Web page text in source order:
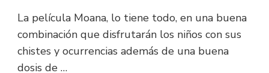
La película Moana, lo tiene todo, en una buena
combinación que disfrutarán los niños con sus
chistes y ocurrencias además de una buena
dosis de …